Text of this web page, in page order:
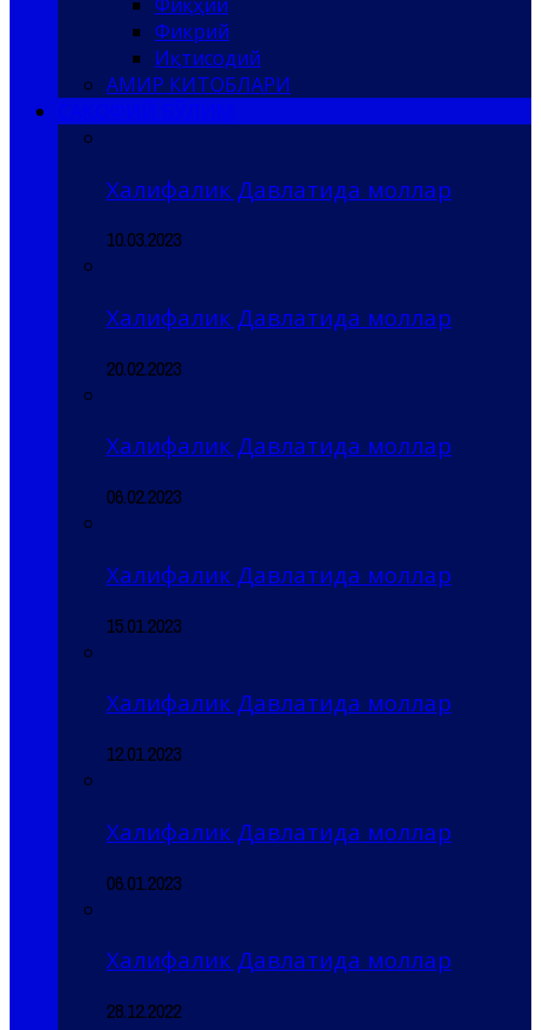
Фикрий
Иқтисодий
АМИР КИТОБЛАРИ
Халифалик Давлатида моллар
10.03.2023
Халифалик Давлатида моллар
20.02.2023
Халифалик Давлатида моллар
06.02.2023
Халифалик Давлатида моллар
15.01.2023
Халифалик Давлатида моллар
12.01.2023
Халифалик Давлатида моллар
06.01.2023
Халифалик Давлатида моллар
28.12.2022